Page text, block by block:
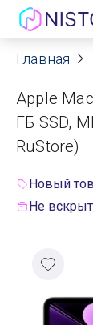
О
Блог
Главная
Apple
ГБ SSD,
RuStore)
Новый
Не вскрыт